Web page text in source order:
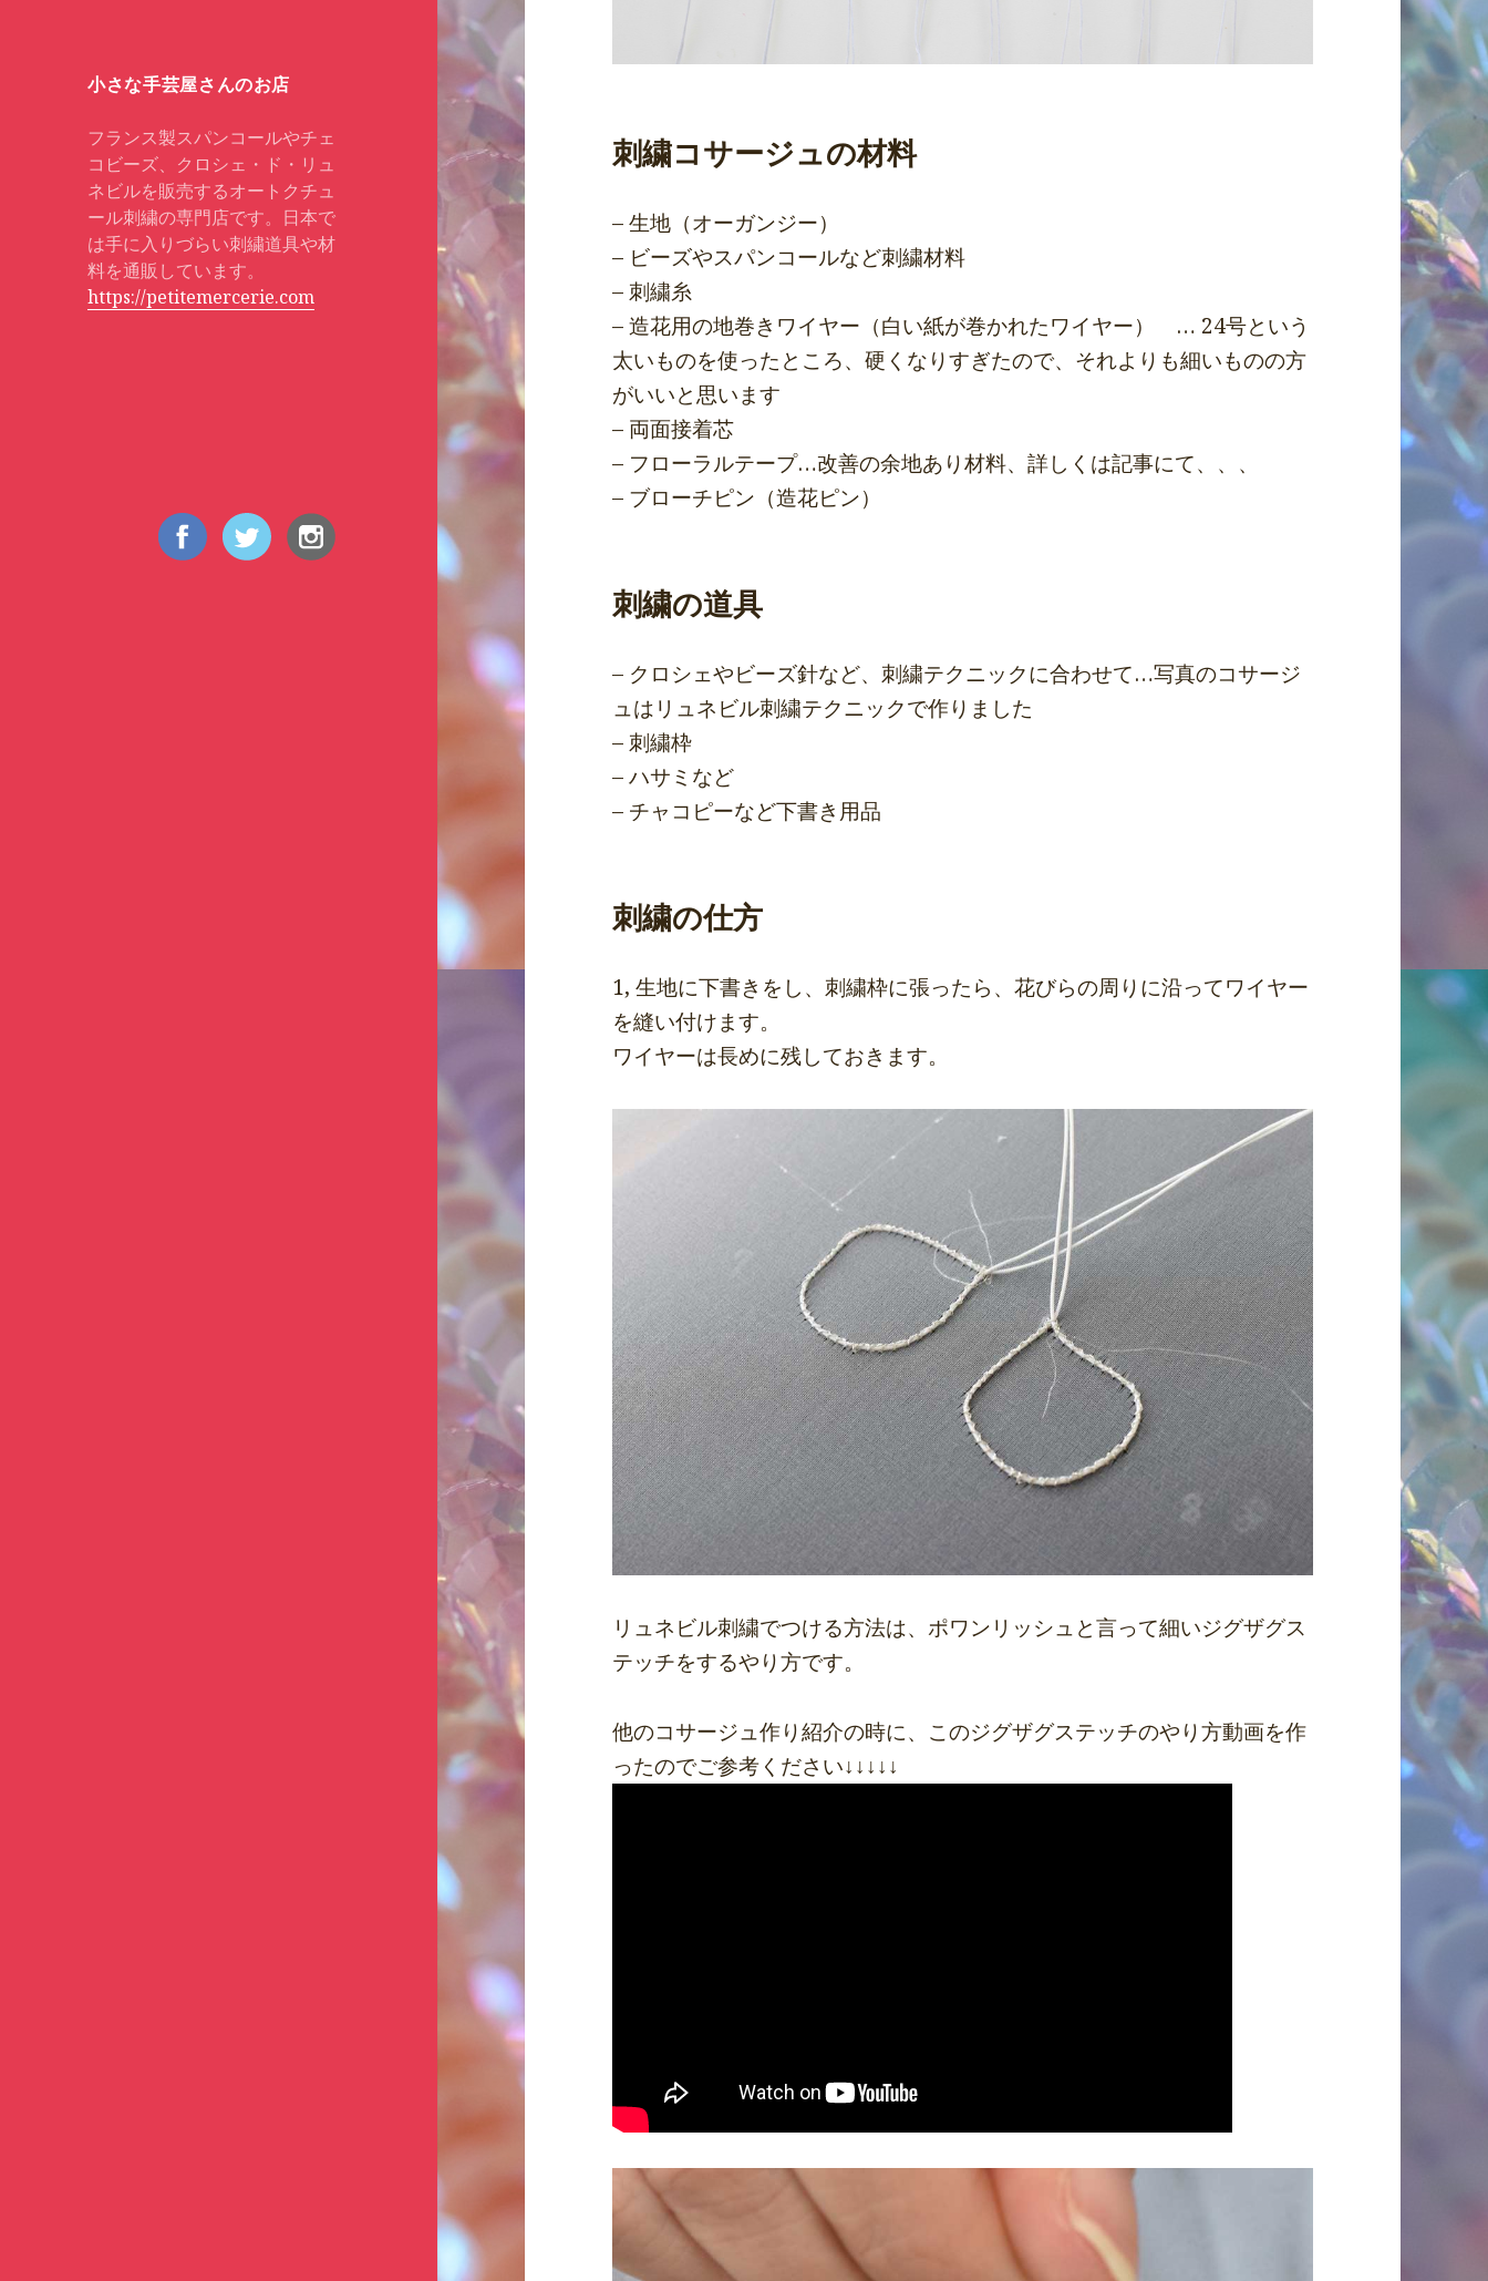
小さな手芸屋さんのお店
フランス製スパンコールやチェ
コビーズ、クロシェ・ド・リュ
ネビルを販売するオートクチュ
ール刺繍の専門店です。日本で
は手に入りづらい刺繍道具や材
料を通販しています。
https://petitemercerie.com
刺繍コサージュの材料
– 生地（オーガンジー）
– ビーズやスパンコールなど刺繍材料
– 刺繍糸
– 造花用の地巻きワイヤー（白い紙が巻かれたワイヤー） … 24号という
太いものを使ったところ、硬くなりすぎたので、それよりも細いものの方
がいいと思います
– 両面接着芯
– フローラルテープ…改善の余地あり材料、詳しくは記事にて、、、
– ブローチピン（造花ピン）
刺繍の道具
– クロシェやビーズ針など、刺繍テクニックに合わせて…写真のコサージ
ュはリュネビル刺繍テクニックで作りました
– 刺繍枠
– ハサミなど
– チャコピーなど下書き用品
刺繍の仕方
1, 生地に下書きをし、刺繍枠に張ったら、花びらの周りに沿ってワイヤー
を縫い付けます。
ワイヤーは長めに残しておきます。
リュネビル刺繍でつける方法は、ポワンリッシュと言って細いジグザグス
テッチをするやり方です。
他のコサージュ作り紹介の時に、このジグザグステッチのやり方動画を作
ったのでご参考ください↓↓↓↓↓